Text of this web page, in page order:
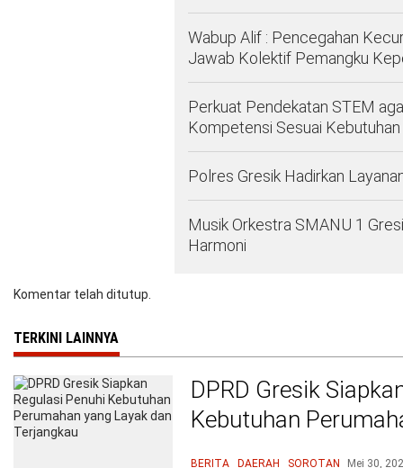
Wabup Alif : Pencegahan
Jawab Kolektif Pemangku
Perkuat Pendekatan STEM
Kompetensi Sesuai
Polres Gresik Hadirkan
Musik Orkestra SMANU 1
Harmoni
Komentar telah ditutup.
TERKINI LAINNYA
DPRD Gresik
Kebutuhan
BERITA DAERAH SOROTAN Mei 30,